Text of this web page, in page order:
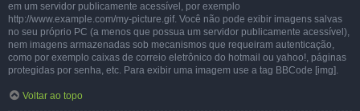
em um servidor publicamente acessível, por exemplo
http://www.example.com/my-picture.gif. Você não pode exibir imagens salvas
no seu próprio PC (a menos que possua um servidor publicamente acessível),
nem imagens armazenadas sob mecanismos que requeiram autenticação,
como por exemplo caixas de correio eletrônico do hotmail ou yahoo!, páginas
protegidas por senha, etc. Para exibir uma imagem use a tag BBCode [img].
Voltar ao topo